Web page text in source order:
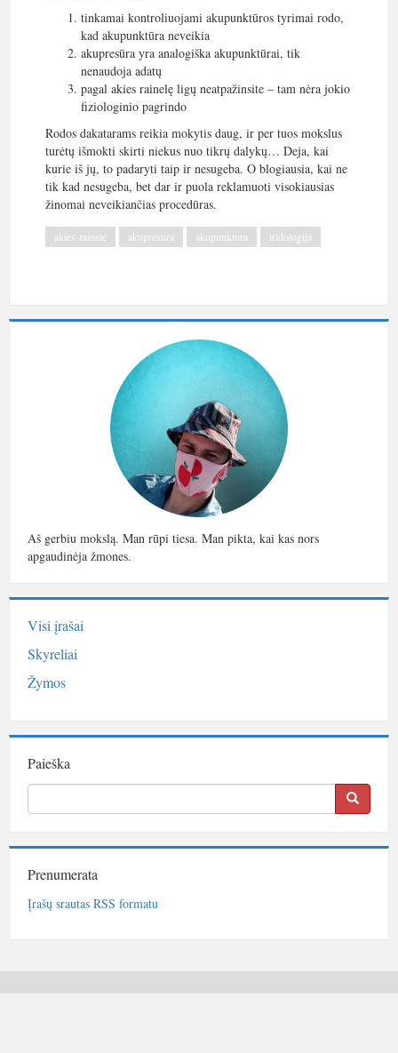
tinkamai kontroliuojami akupunktūros tyrimai rodo,
kad akupunktūra neveikia
akupresūra yra analogiška akupunktūrai, tik
nenaudoja adatų
pagal akies rainelę ligų neatpažinsite – tam nėra jokio
fiziologinio pagrindo
Rodos dakatarams reikia mokytis daug, ir per tuos mokslus
turėtų išmokti skirti niekus nuo tikrų dalykų… Deja, kai
kurie iš jų, to padaryti taip ir nesugeba. O blogiausia, kai ne
tik kad nesugeba, bet dar ir puola reklamuoti visokiausias
žinomai neveikiančias procedūras.
akies-rainele akupresura akupunktura iridologija
Aš gerbiu mokslą. Man rūpi tiesa. Man pikta, kai kas nors
apgaudinėja žmones.
Visi įrašai
Skyreliai
Žymos
Paieška
Prenumerata
Įrašų srautas RSS formatu